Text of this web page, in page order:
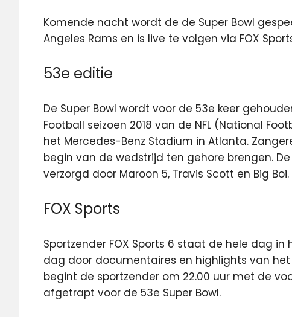
Komende nacht wordt de de Super Bowl
Angeles Rams en is live te volgen via FOX
53e editie
De Super Bowl wordt voor de 53e keer
Football seizoen 2018 van de NFL (National
het Mercedes-Benz Stadium in Atlanta.
begin van de wedstrijd ten gehore brengen.
verzorgd door Maroon 5, Travis Scott en Big Boi.
FOX Sports
Sportzender FOX Sports 6 staat de hele dag
dag door documentaires en highlights van het
begint de sportzender om 22.00 uur met de
afgetrapt voor de 53e Super Bowl.